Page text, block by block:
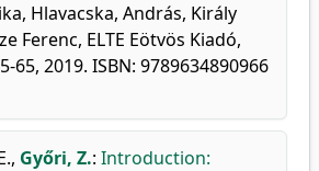
Hlavacska, András, Király
Ferenc, ELTE Eötvös Kiadó,
65, 2019. ISBN: 9789634890966
, Győri, Z.: Introduction: